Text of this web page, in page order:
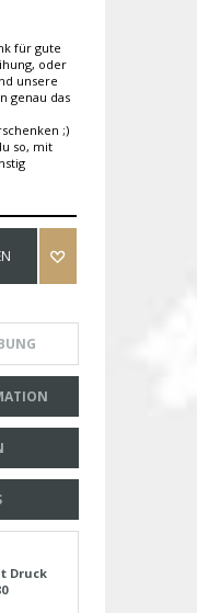
für gute
oder
unsere
genau das
;)
so, mit
Druck